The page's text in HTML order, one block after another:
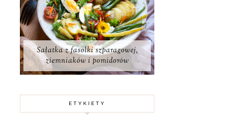
Sałatka z fasolki szparagowej,
ziemniaków i pomidorów
ETYKIETY